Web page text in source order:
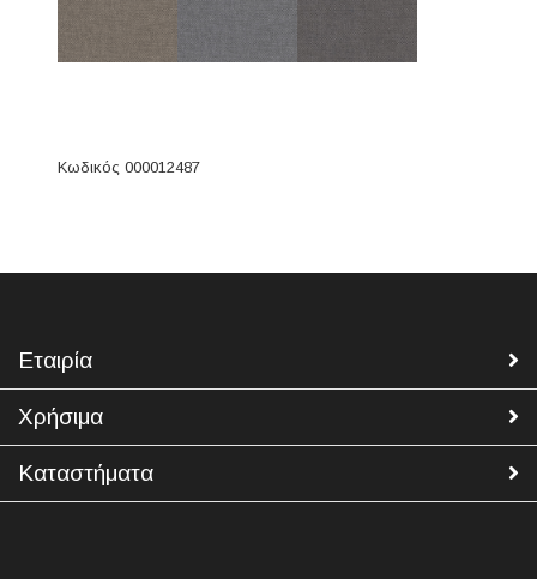
Κωδικός 000012487
Εταιρία
Χρήσιμα
Καταστήματα